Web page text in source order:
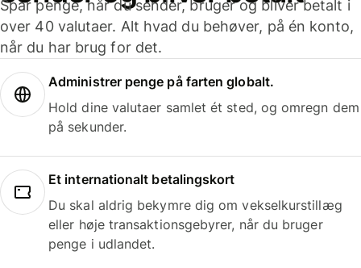
Spar penge, når du sender, bruger og bliver betalt i
over 40 valutaer. Alt hvad du behøver, på én konto,
når du har brug for det.
Administrer penge på farten globalt.
Hold dine valutaer samlet ét sted, og omregn dem
på sekunder.
Et internationalt betalingskort
Du skal aldrig bekymre dig om vekselkurstillæg
eller høje transaktionsgebyrer, når du bruger
penge i udlandet.